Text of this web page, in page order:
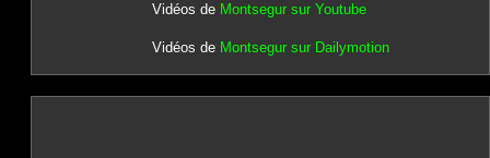
Vidéos de Montsegur sur Youtube
Vidéos de Montsegur sur Dailymotion